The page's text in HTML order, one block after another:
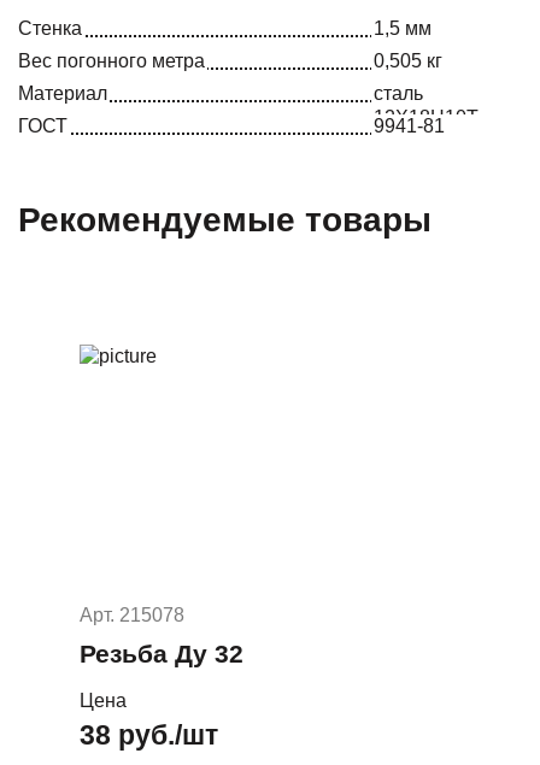
Стенка
1,5 мм
Вес погонного метра
0,505 кг
Материал
сталь
12Х18Н10Т
ГОСТ 9941-81
Рекомендуемые товары
Арт. 215078
Резьба Ду 32
Цена
38 руб./шт